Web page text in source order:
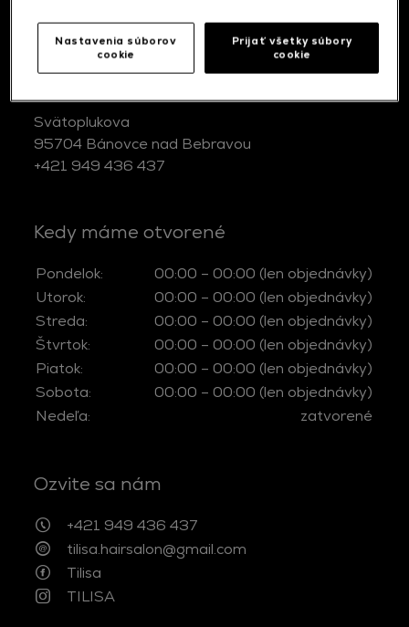
gold
TILISA
Svätoplukova
95704 Bánovce nad Bebravou
+421 949 436 437
Kedy máme otvorené
Pondelok:
00:00 – 00:00 (len objednávky)
Utorok:
00:00 – 00:00 (len objednávky)
Streda:
00:00 – 00:00 (len objednávky)
Štvrtok:
00:00 – 00:00 (len objednávky)
Piatok:
00:00 – 00:00 (len objednávky)
Sobota:
00:00 – 00:00 (len objednávky)
Nedeľa:
zatvorené
Ozvite sa nám
+421 949 436 437
tilisa.hairsalon@gmail.com
Tilisa
TILISA
Nastavenia súborov
cookie
Prijať všetky súbory
cookie